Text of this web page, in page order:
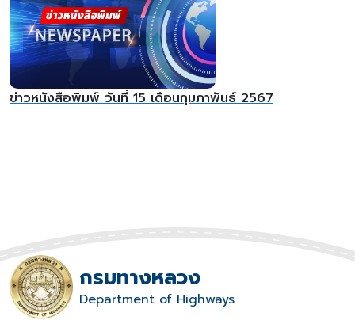
ข่าวหนังสือพิมพ์ วันที่ 15 เดือนกุมภาพันธ์ 2567
กรมทางหลวง
Department of Highways